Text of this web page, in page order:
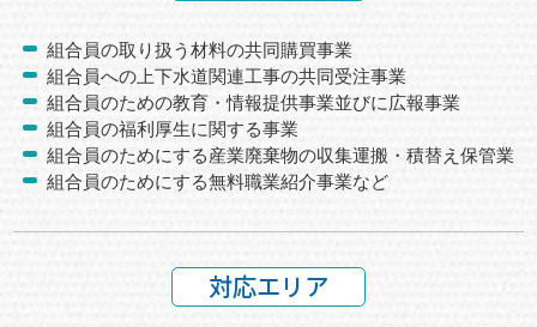
組合員の取り扱う材料の共同購買事業
組合員への上下水道関連工事の共同受注事業
組合員のための教育・情報提供事業並びに広報事業
組合員の福利厚生に関する事業
組合員のためにする産業廃棄物の収集運搬・積替え保管業
組合員のためにする無料職業紹介事業など
対応エリア